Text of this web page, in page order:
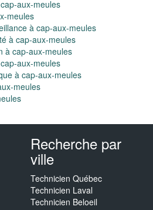
aux-meules
meules
à cap-aux-meules
à cap-aux-meules
à cap-aux-meules
aux-meules
à cap-aux-meules
meules
Recherche par
ville
Technicien Québec
Technicien Laval
Technicien Beloeil